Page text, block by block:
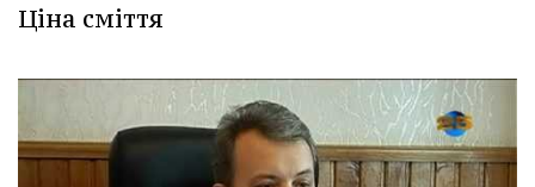
Ціна сміття